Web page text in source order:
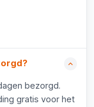
bezorgd.
gratis voor het